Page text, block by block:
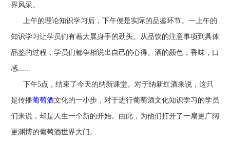
界风采。
上午的理论知识学习后，下午便是实际的品鉴环节。一上午的
知识学习让学员们有着大展身手的劲头。从品饮的注意事项到具体
品鉴的过程，学员们都争相说出自己的心得。酒的颜色，香味，口
感
下午5点，结束了今天的纳新课堂。对于纳新红酒来说，这只
是传播葡萄酒文化的一小步，对于进行葡萄酒文化知识学习的学员
们来说，却是人生一个新的开始。由此，为他们打开了一扇更广阔
更渊博的葡萄酒世界大门。